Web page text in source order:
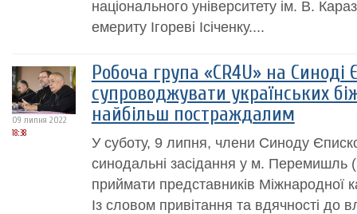
національного університету ім. В.
емериту Ігореві Ісіченку....
09 липня 2022
18:38
Робоча група «CR4U» на Синоді
супроводжувати українських
найбільш постраждалим
У суботу, 9 липня, члени Синоду
синодальні засідання у м.
приймати представників Міжнародної
Із словом привітання та вдячності до